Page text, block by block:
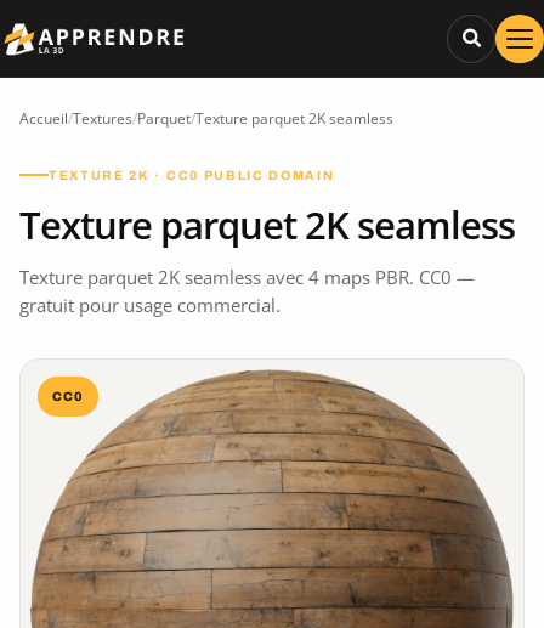
Accueil/Textures/Parquet/Texture parquet 2K seamless
TEXTURE 2K · CC0 PUBLIC DOMAIN
Texture parquet 2K seamless
Texture parquet 2K seamless avec 4 maps PBR. CC0 —
gratuit pour usage commercial.
CC0